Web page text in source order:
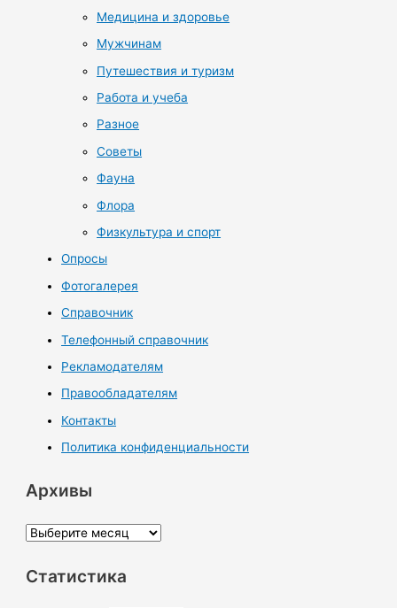
Медицина и здоровье
Мужчинам
Путешествия и туризм
Работа и учеба
Разное
Советы
Фауна
Флора
Физкультура и спорт
Опросы
Фотогалерея
Справочник
Телефонный справочник
Рекламодателям
Правообладателям
Контакты
Политика конфиденциальности
Архивы
А
х
Статистика